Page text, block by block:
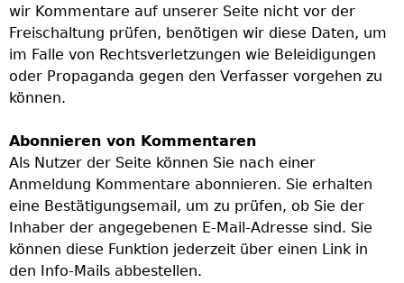
wir Kommentare auf unserer Seite nicht vor der
Freischaltung prüfen, benötigen wir diese Daten, um
im Falle von Rechtsverletzungen wie Beleidigungen
oder Propaganda gegen den Verfasser vorgehen zu
können.
Abonnieren von Kommentaren
Als Nutzer der Seite können Sie nach einer
Anmeldung Kommentare abonnieren. Sie erhalten
eine Bestätigungsemail, um zu prüfen, ob Sie der
Inhaber der angegebenen E-Mail-Adresse sind. Sie
können diese Funktion jederzeit über einen Link in
den Info-Mails abbestellen.